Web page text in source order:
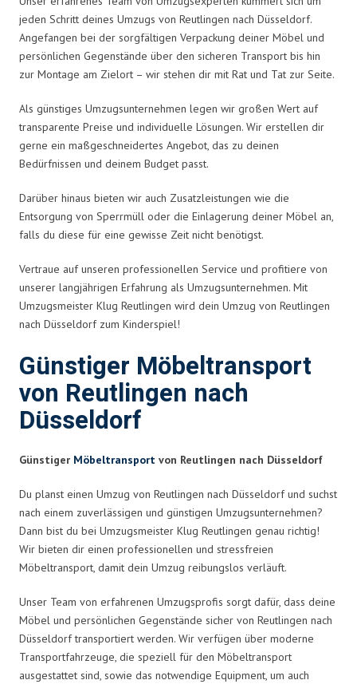
jeden Schritt deines Umzugs von Reutlingen nach Düsseldorf.
Angefangen bei der sorgfältigen Verpackung deiner Möbel und
persönlichen Gegenstände über den sicheren Transport bis hin
zur Montage am Zielort – wir stehen dir mit Rat und Tat zur Seite.
Als günstiges Umzugsunternehmen legen wir großen Wert auf
transparente Preise und individuelle Lösungen. Wir erstellen dir
gerne ein maßgeschneidertes Angebot, das zu deinen
Bedürfnissen und deinem Budget passt.
Darüber hinaus bieten wir auch Zusatzleistungen wie die
Entsorgung von Sperrmüll oder die Einlagerung deiner Möbel an,
falls du diese für eine gewisse Zeit nicht benötigst.
Vertraue auf unseren professionellen Service und profitiere von
unserer langjährigen Erfahrung als Umzugsunternehmen. Mit
Umzugsmeister Klug Reutlingen wird dein Umzug von Reutlingen
nach Düsseldorf zum Kinderspiel!
Günstiger Möbeltransport
von Reutlingen nach
Düsseldorf
Günstiger Möbeltransport von Reutlingen nach Düsseldorf
Du planst einen Umzug von Reutlingen nach Düsseldorf und suchst
nach einem zuverlässigen und günstigen Umzugsunternehmen?
Dann bist du bei Umzugsmeister Klug Reutlingen genau richtig!
Wir bieten dir einen professionellen und stressfreien
Möbeltransport, damit dein Umzug reibungslos verläuft.
Unser Team von erfahrenen Umzugsprofis sorgt dafür, dass deine
Möbel und persönlichen Gegenstände sicher von Reutlingen nach
Düsseldorf transportiert werden. Wir verfügen über moderne
Transportfahrzeuge, die speziell für den Möbeltransport
ausgestattet sind, sowie das notwendige Equipment, um auch